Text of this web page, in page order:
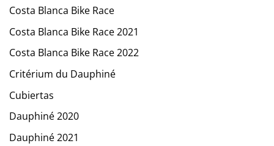
Costa Blanca Bike Race
Costa Blanca Bike Race 2021
Costa Blanca Bike Race 2022
Critérium du Dauphiné
Cubiertas
Dauphiné 2020
Dauphiné 2021